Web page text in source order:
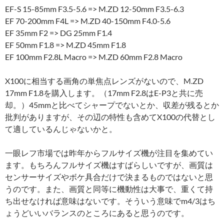
EF-S 15-85mm F3.5-5.6 => M.ZD 12-50mm F3.5-6.3
EF 70-200mm F4L => M.ZD 40-150mm F4.0-5.6
EF 35mm F2 => DG 25mm F1.4
EF 50mm F1.8 => M.ZD 45mm F1.8
EF 100mm F2.8L Macro => M.ZD 60mm F2.8 Macro
X100に相当する画角の単焦点レンズがないので、M.ZD
17mm F1.8を購入します。（17mm F2.8はE-P3と共に売
却。）45mmと比べてシャープでないとか、収差が残るとか
批判がありますが、その辺の特性も含めてX100の代替とし
て適しているんじゃないかと。
一眼レフ市場では昨年からフルサイズ機が注目を集めてい
ます。もちろんフルサイズ機はすばらしいですが、画質は
センサーサイズやボケ具合だけで決まるものではないと思
うのです。また、画質と同等に機動性は大事で、重くて持
ち出せなければ意味はないです。そういう意味でm4/3はち
ょうどいいバランスのところにあると思うのです。